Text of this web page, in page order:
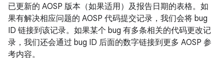
已更新的 AOSP 版本（如果适用）及报告日期的表格。如
果有解决相应问题的 AOSP 代码提交记录，我们会将 bug
ID 链接到该记录。如果某个 bug 有多条相关的代码更改记
录，我们还会通过 bug ID 后面的数字链接到更多 AOSP 参
考内容。